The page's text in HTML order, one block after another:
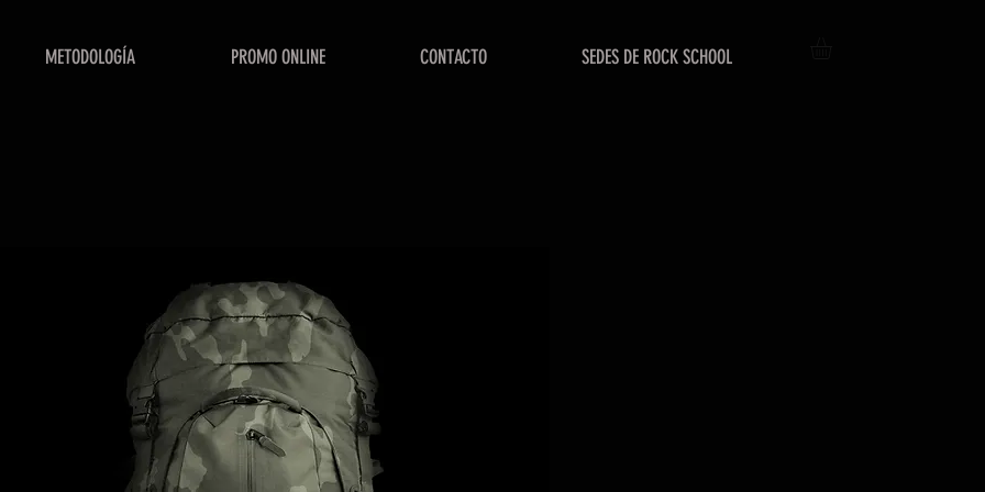
METODOLOGÍA PROMO ONLINE CONTACTO SEDES DE ROCK SCHOOL